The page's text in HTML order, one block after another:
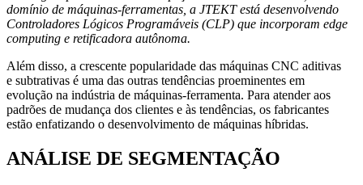
domínio de máquinas-ferramentas, a JTEKT está desenvolvendo
Controladores Lógicos Programáveis ​​(CLP) que incorporam edge
computing e retificadora autônoma.
Além disso, a crescente popularidade das máquinas CNC aditivas
e subtrativas é uma das outras tendências proeminentes em
evolução na indústria de máquinas-ferramenta. Para atender aos
padrões de mudança dos clientes e às tendências, os fabricantes
estão enfatizando o desenvolvimento de máquinas híbridas.
ANÁLISE DE SEGMENTAÇÃO